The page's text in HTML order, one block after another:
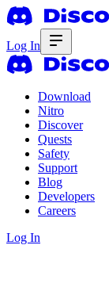
Log In
Download
Nitro
Discover
Quests
Safety
Support
Blog
Developers
Careers
Log In